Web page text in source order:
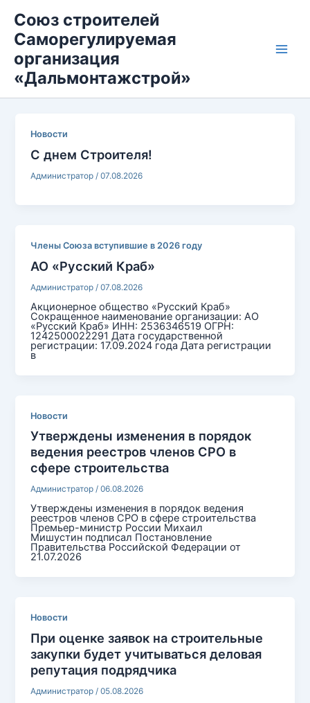
содержимому
Союз строителей
Саморегулируемая
организация
«Дальмонтажстрой»
Новости
С днем Строителя!
Администратор /07.08.2026
Члены Союза вступившие в 2026 году
АО «Русский Краб»
Администратор/07.08.2026
Акционерное общество «Русский Краб»
Сокращенное наименование организации: АО
«Русский Краб» ИНН: 2536346519 ОГРН:
1242500022291 Дата государственной
регистрации: 17.09.2024 года Дата регистрации
в
Новости
Утверждены изменения в порядок
ведения реестров членов СРО в
сфере строительства
Администратор/06.08.2026
Утверждены изменения в порядок ведения
реестров членов СРО в сфере строительства
Премьер-министр России Михаил
Мишустин подписал Постановление
Правительства Российской Федерации от
21.07.2026
Новости
При оценке заявок на строительные
закупки будет учитываться деловая
репутация подрядчика
Администратор /05.08.2026